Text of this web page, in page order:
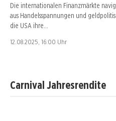
Die internationalen Finanzmärkte
aus Handelsspannungen und
die USA ihre…
12.08.2025, 16:00 Uhr
Carnival Jahresrendite